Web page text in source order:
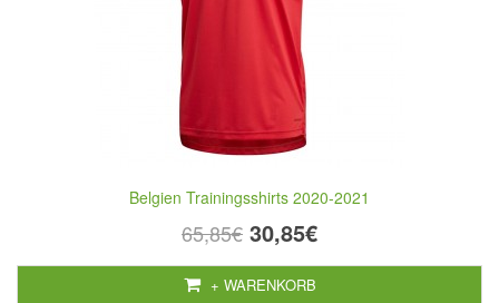
Belgien Trainingsshirts 2020-2021
65,85€ 30,85€
+ WARENKORB